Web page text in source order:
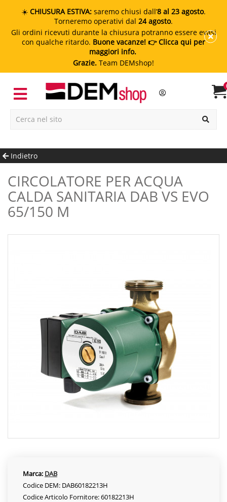
☀️ CHIUSURA ESTIVA: saremo chiusi dall’8 al 23 agosto.
Torneremo operativi dal 24 agosto.
Gli ordini ricevuti durante la chiusura potranno essere evasi
con qualche ritardo. Buone vacanze! 👉 Clicca qui per
maggiori info.
Grazie. Team DEMshop!
Indietro
CIRCOLATORE PER ACQUA
CALDA SANITARIA DAB VS EVO
65/150 M
Marca: DAB
Codice DEM: DAB60182213H
Codice Articolo Fornitore: 60182213H